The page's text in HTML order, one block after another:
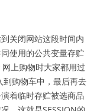
关闭网站这段时间内
使用的公共变量存贮
上购物时大家都用过
到购物车中，最后再去
着临时存贮被选商品